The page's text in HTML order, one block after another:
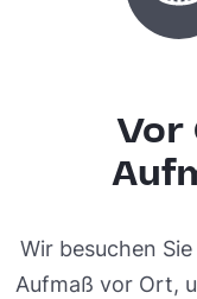
Vor
Wir besuchen
Aufmaß vor Ort,